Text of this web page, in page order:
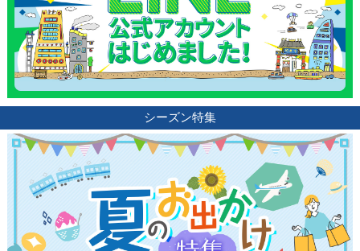
シーズン特集